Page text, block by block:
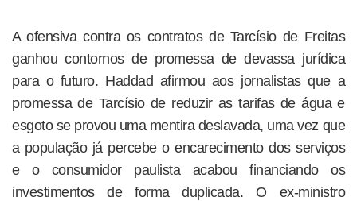
A ofensiva contra os contratos de Tarcísio de Freitas
ganhou contornos de promessa de devassa jurídica
para o futuro. Haddad afirmou aos jornalistas que a
promessa de Tarcísio de reduzir as tarifas de água e
esgoto se provou uma mentira deslavada, uma vez que
a população já percebe o encarecimento dos serviços
e o consumidor paulista acabou financiando os
investimentos de forma duplicada. O ex-ministro